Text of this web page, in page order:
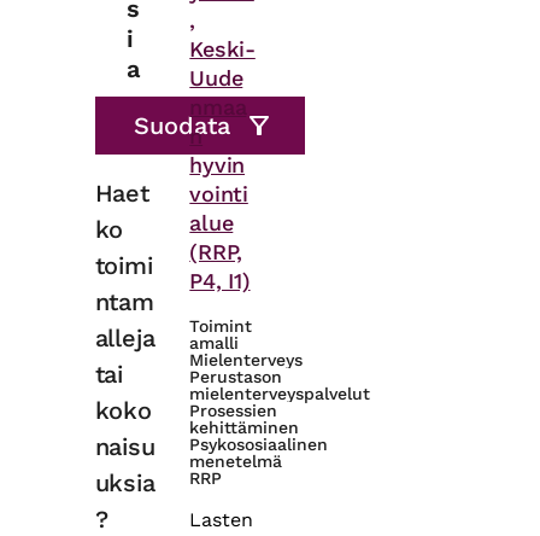
s
i
a
Haet
ko
toimi
ntam
alleja
tai
koko
naisu
uksia
?
,
Keski-
Uude
nmaa
n
hyvin
vointi
alue
(RRP,
P4, I1)
Toimint
amalli
Mielenterveys
Perustason
mielenterveyspalvelut
Prosessien
kehittäminen
Psykososiaalinen
menetelmä
RRP
Lasten